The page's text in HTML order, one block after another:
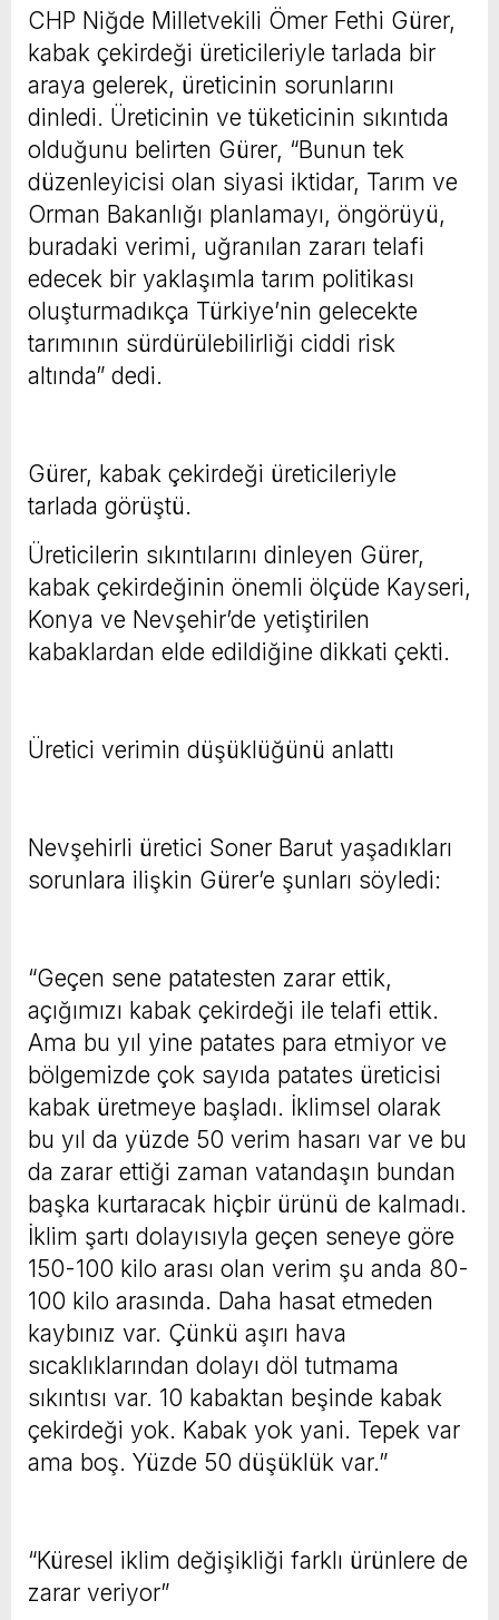
CHP Niğde Milletvekili Ömer Fethi Gürer,
kabak çekirdeği üreticileriyle tarlada bir
araya gelerek, üreticinin sorunlarını
dinledi. Üreticinin ve tüketicinin sıkıntıda
olduğunu belirten Gürer, “Bunun tek
düzenleyicisi olan siyasi iktidar, Tarım ve
Orman Bakanlığı planlamayı, öngörüyü,
buradaki verimi, uğranılan zararı telafi
edecek bir yaklaşımla tarım politikası
oluşturmadıkça Türkiye’nin gelecekte
tarımının sürdürülebilirliği ciddi risk
altında” dedi.
Gürer, kabak çekirdeği üreticileriyle
tarlada görüştü.
Üreticilerin sıkıntılarını dinleyen Gürer,
kabak çekirdeğinin önemli ölçüde Kayseri,
Konya ve Nevşehir’de yetiştirilen
kabaklardan elde edildiğine dikkati çekti.
Üretici verimin düşüklüğünü anlattı
Nevşehirli üretici Soner Barut yaşadıkları
sorunlara ilişkin Gürer’e şunları söyledi:
“Geçen sene patatesten zarar ettik,
açığımızı kabak çekirdeği ile telafi ettik.
Ama bu yıl yine patates para etmiyor ve
bölgemizde çok sayıda patates üreticisi
kabak üretmeye başladı. İklimsel olarak
bu yıl da yüzde 50 verim hasarı var ve bu
da zarar ettiği zaman vatandaşın bundan
başka kurtaracak hiçbir ürünü de kalmadı.
İklim şartı dolayısıyla geçen seneye göre
150-100 kilo arası olan verim şu anda 80-
100 kilo arasında. Daha hasat etmeden
kaybınız var. Çünkü aşırı hava
sıcaklıklarından dolayı döl tutmama
sıkıntısı var. 10 kabaktan beşinde kabak
çekirdeği yok. Kabak yok yani. Tepek var
ama boş. Yüzde 50 düşüklük var.”
“Küresel iklim değişikliği farklı ürünlere de
zarar veriyor”